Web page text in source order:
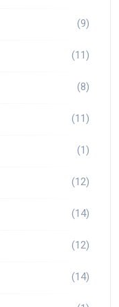
(9)
(11)
(8)
(11)
(1)
(12)
(14)
(12)
(14)